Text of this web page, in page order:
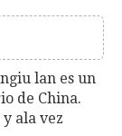
lan es un
de China.
ala vez